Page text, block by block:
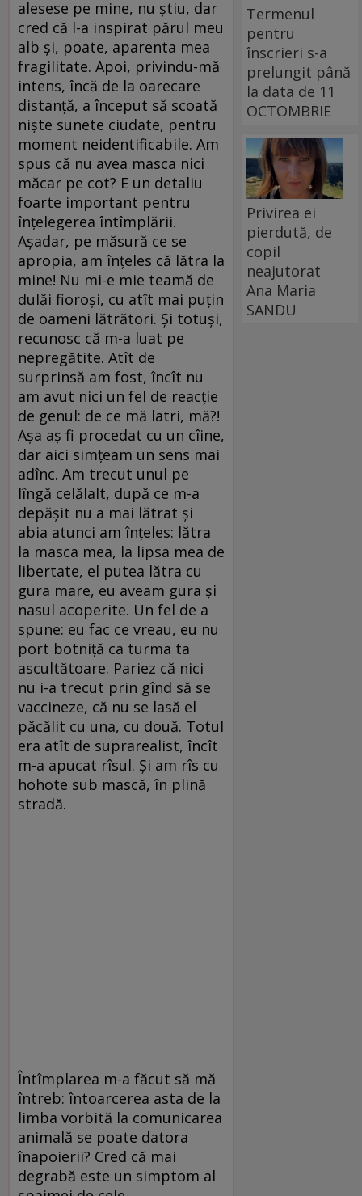
alesese pe mine, nu știu, dar
cred că l-a inspirat părul meu
alb și, poate, aparenta mea
fragilitate. Apoi, privindu-mă
intens, încă de la oarecare
distanță, a început să scoată
niște sunete ciudate, pentru
moment neidentificabile. Am
spus că nu avea masca nici
măcar pe cot? E un detaliu
foarte important pentru
înțelegerea întîmplării.
Așadar, pe măsură ce se
apropia, am înțeles că lătra la
mine! Nu mi-e mie teamă de
dulăi fioroși, cu atît mai puțin
de oameni lătrători. Și totuși,
recunosc că m-a luat pe
nepregătite. Atît de
surprinsă am fost, încît nu
am avut nici un fel de reacție
de genul: de ce mă latri, mă?!
Așa aș fi procedat cu un cîine,
dar aici simțeam un sens mai
adînc. Am trecut unul pe
lîngă celălalt, după ce m-a
depășit nu a mai lătrat și
abia atunci am înțeles: lătra
la masca mea, la lipsa mea de
libertate, el putea lătra cu
gura mare, eu aveam gura și
nasul acoperite. Un fel de a
spune: eu fac ce vreau, eu nu
port botniță ca turma ta
ascultătoare. Pariez că nici
nu i-a trecut prin gînd să se
vaccineze, că nu se lasă el
păcălit cu una, cu două. Totul
era atît de suprarealist, încît
m-a apucat rîsul. Și am rîs cu
hohote sub mască, în plină
stradă.
Întîmplarea m-a făcut să mă
întreb: întoarcerea asta de la
limba vorbită la comunicarea
animală se poate datora
înapoierii? Cred că mai
degrabă este un simptom al
Termenul
pentru
înscrieri s-a
prelungit până
la data de 11
OCTOMBRIE
Privirea ei
pierdută, de
copil
neajutorat
Ana Maria
SANDU